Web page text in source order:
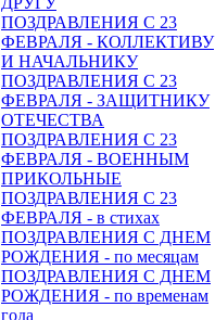
ПОЗДРАВЛЕНИЯ С 23
ФЕВРАЛЯ - КОЛЛЕКТИВУ
И НАЧАЛЬНИКУ
ПОЗДРАВЛЕНИЯ С 23
ФЕВРАЛЯ - ЗАЩИТНИКУ
ОТЕЧЕСТВА
ПОЗДРАВЛЕНИЯ С 23
ФЕВРАЛЯ - ВОЕННЫМ
ПРИКОЛЬНЫЕ
ПОЗДРАВЛЕНИЯ С 23
ФЕВРАЛЯ - в стихах
ПОЗДРАВЛЕНИЯ С ДНЕМ
РОЖДЕНИЯ - по месяцам
ПОЗДРАВЛЕНИЯ С ДНЕМ
РОЖДЕНИЯ - по временам
года